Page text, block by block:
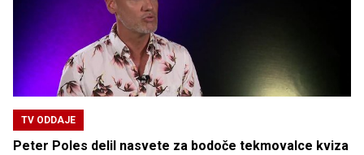
TV ODDAJE
Peter Poles delil nasvete za bodoče tekmovalce kviza